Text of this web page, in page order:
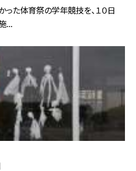
った体育祭の学年競技を、１０日
...